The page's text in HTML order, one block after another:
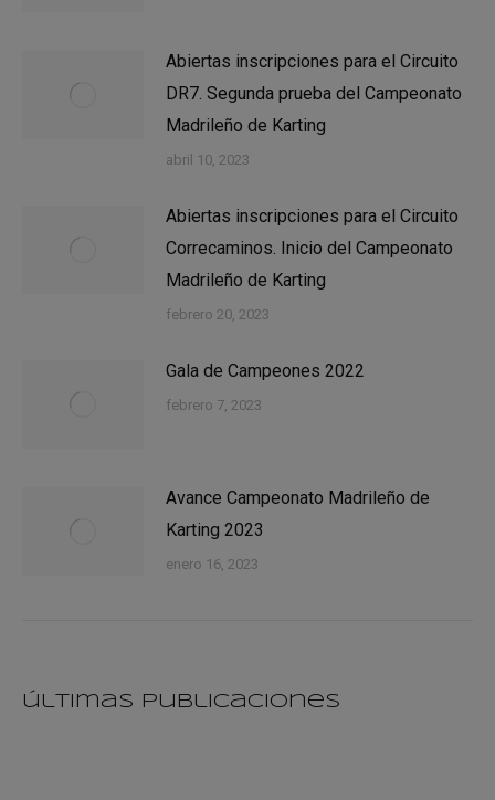
Abiertas inscripciones para el Circuito
DR7. Segunda prueba del Campeonato
Madrileño de Karting
abril 10, 2023
Abiertas inscripciones para el Circuito
Correcaminos. Inicio del Campeonato
Madrileño de Karting
febrero 20, 2023
Gala de Campeones 2022
febrero 7, 2023
Avance Campeonato Madrileño de
Karting 2023
enero 16, 2023
últimas publicaciones